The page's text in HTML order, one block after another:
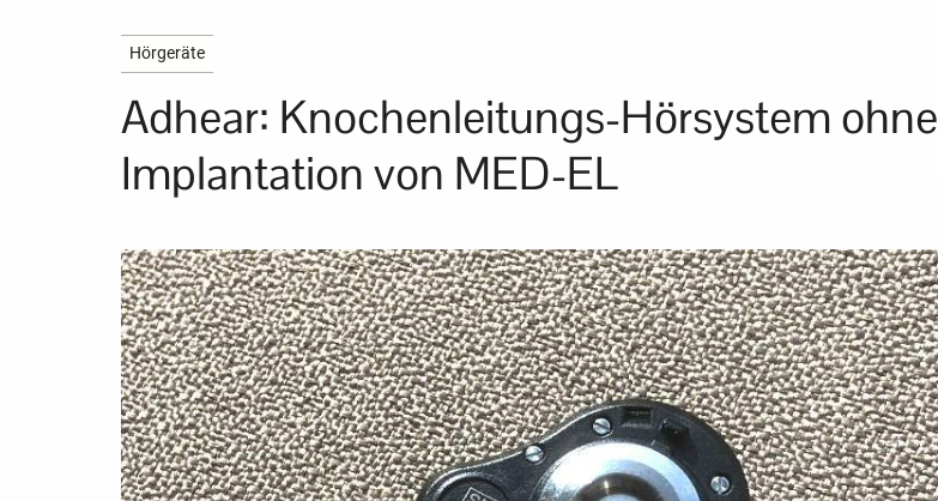
Hörgeräte
Adhear: Knochenleitungs-Hörsystem ohne
Implantation von MED-EL